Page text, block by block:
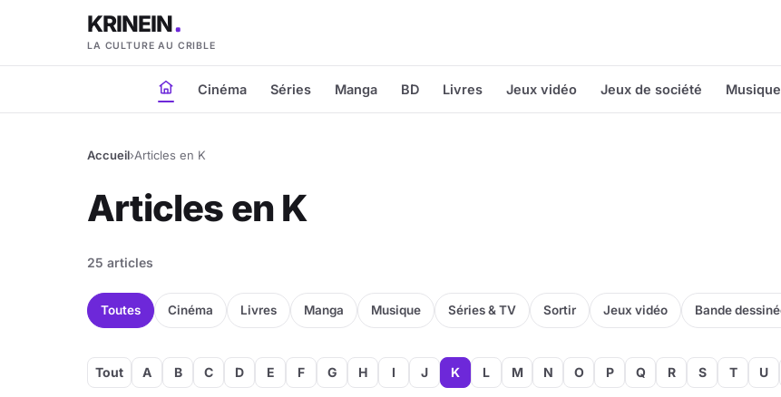
KRINEIN
LA CULTURE AU CRIBLE
Cinéma Séries Manga BD Livres Jeux vidéo Jeux de société Musique
Accueil›Articles en K
Articles en K
25 articles
Toutes Cinéma Livres Manga Musique Séries & TV Sortir Jeux vidéo Bande
Tout A B C D E F G H I J K L M N O P Q R S T U